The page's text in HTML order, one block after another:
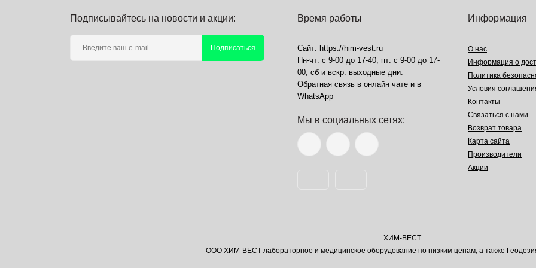
Подписывайтесь на новости и акции:
Подписаться
Время работы
Сайт: https://him-vest.ru
Пн-чт: с 9-00 до 17-40, пт: с 9-00 до 17-
00, сб и вскр: выходные дни.
Обратная связь в онлайн чате и в
WhatsApp
Мы в социальных сетях:
Информация
О нас
Информация о
Политика
Условия
Контакты
Связаться с нами
Возврат товара
Карта сайта
Производители
Акции
ХИМ-ВЕСТ
ООО ХИМ-ВЕСТ лабораторное и медицинское оборудование по низким ценам, а также